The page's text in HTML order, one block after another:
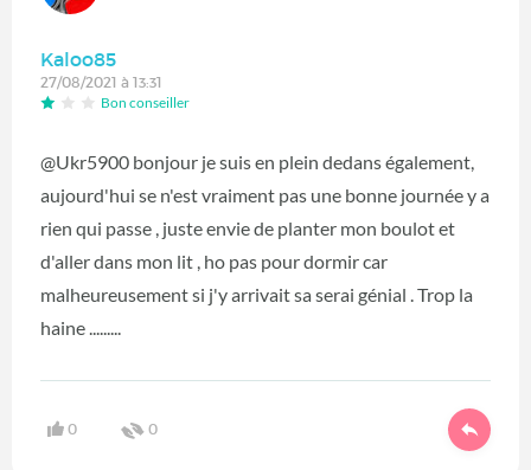
Kaloo85
27/08/2021 à 13:31
Bon conseiller
@Ukr5900 bonjour je suis en plein dedans également,
aujourd'hui se n'est vraiment pas une bonne journée y a
rien qui passe , juste envie de planter mon boulot et
d'aller dans mon lit , ho pas pour dormir car
malheureusement si j'y arrivait sa serai génial . Trop la
haine .........
0 0